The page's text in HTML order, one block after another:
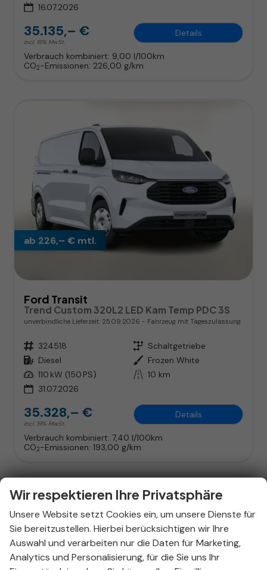
16.07.2026
35.135,– €
incl. 19% MwSt.
Details
Verbrauch kombiniert: 9,00 l/100km
CO2-Emissionen: 226,00 g/km
ab 226,– € mtl.
Ford Transit
Trend Custom 320L2 LED Kam Temp PDC 3S
unverbindliche Lieferzeit: 25.09.2026 Fahrzeug mit Tageszulassung
Fahrzeugnr. 324518 Getriebe Schaltgetriebe
Kraftstoff Diesel Außenfarbe Frozen White
Leistung 110 kW (150 PS) Kilometerstand 10 km
31.07.2026
35.328,– €
incl. 19% MwSt.
Details
Verbrauch kombiniert: 7,40 l/100km
CO2-Emissionen: 193,00 g/km
Wir respektieren Ihre Privatsphäre
Unsere Website setzt Cookies ein, um unsere Dienste für
Sie bereitzustellen. Hierbei berücksichtigen wir Ihre
Auswahl und verarbeiten nur die Daten für Marketing,
Analytics und Personalisierung, für die Sie uns Ihr